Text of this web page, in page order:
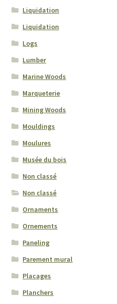
Liquidation
Liquidation
Logs
Lumber
Marine Woods
Marqueterie
Mining Woods
Mouldings
Moulures
Musée du bois
Non classé
Non classé
Ornaments
Ornements
Paneling
Parement mural
Placages
Planchers